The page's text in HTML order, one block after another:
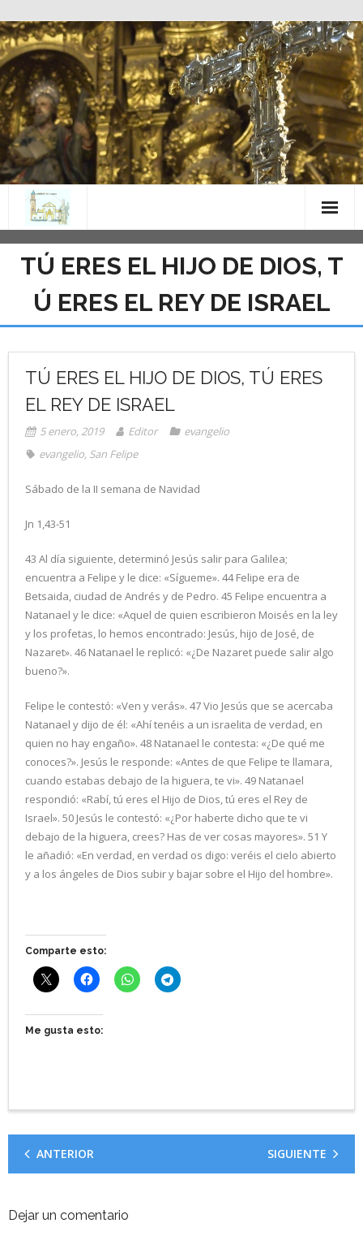
Saltar
al
contenido
TÚ ERES EL HIJO DE DIOS, T
Ú ERES EL REY DE ISRAEL
TÚ ERES EL HIJO DE DIOS, TÚ ERES
EL REY DE ISRAEL
5 enero, 2019 Editor
evangelio
evangelio, San Felipe
Sábado de la II semana de Navidad
Jn 1,43-51
43 Al día siguiente, determinó Jesús salir para Galilea;
encuentra a Felipe y le dice: «Sígueme». 44 Felipe era de
Betsaida, ciudad de Andrés y de Pedro. 45 Felipe encuentra a
Natanael y le dice: «Aquel de quien escribieron Moisés en la ley
y los profetas, lo hemos encontrado: Jesús, hijo de José, de
Nazaret». 46 Natanael le replicó: «¿De Nazaret puede salir algo
bueno?».
Felipe le contestó: «Ven y verás». 47 Vio Jesús que se acercaba
Natanael y dijo de él: «Ahí tenéis a un israelita de verdad, en
quien no hay engaño». 48 Natanael le contesta: «¿De qué me
conoces?». Jesús le responde: «Antes de que Felipe te llamara,
cuando estabas debajo de la higuera, te vi». 49 Natanael
respondió: «Rabí, tú eres el Hijo de Dios, tú eres el Rey de
Israel». 50 Jesús le contestó: «¿Por haberte dicho que te vi
debajo de la higuera, crees? Has de ver cosas mayores». 51 Y
le añadió: «En verdad, en verdad os digo: veréis el cielo abierto
y a los ángeles de Dios subir y bajar sobre el Hijo del hombre».
Comparte esto:
Me gusta esto:
ANTERIOR SIGUIENTE
Dejar un comentario